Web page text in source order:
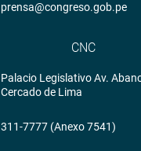
prensa@congreso.gob.pe
CNC
Palacio Legislativo Av.
Cercado de Lima
311-7777 (Anexo 7541)